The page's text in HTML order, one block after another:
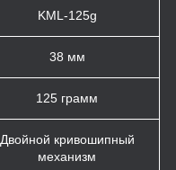
KML-125g
38 мм
125 грамм
Двойной кривошипный
механизм